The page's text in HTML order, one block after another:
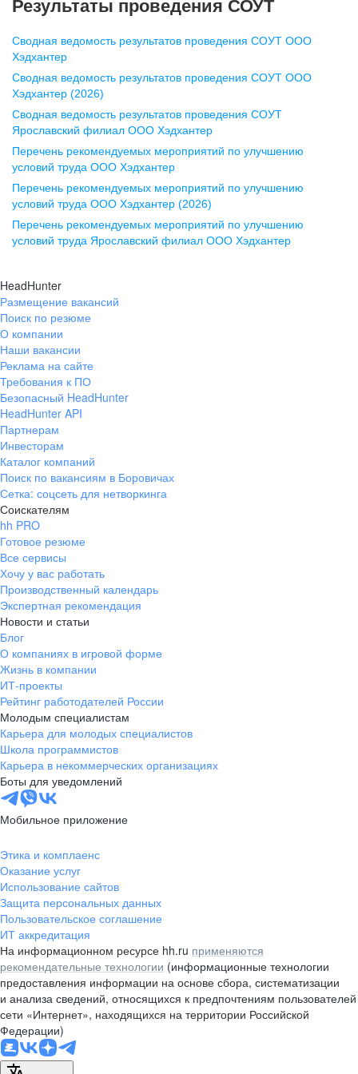
pr@nn.hh.ru
Воронеж
ул. Комиссаржевской, д. 10,
офис 1212
+7 473 280-05-05
pr@vrn.hh.ru
ул. Спартаковская, д. 2А, этаж 3,
помещение 15
+7 843 212-12-50
Екатеринбург
ул. Боевых Дружин, стр. 20,
+7 343 226-79-99
pr@ural.hh.ru
ул. Янковского, д. 169, 7 этаж,
706 каб.
+7 861 205-55-57
pr@krd.hh.ru
Владивосток
пер. Ланинский д. 4, офис 3.4
+7 423 202-33-28
pr@dv.hh.ru
Новосибирск
ул. Большевистская, д. 35,
помещение 21
+7 383 207-94-64
pr@nsk.hh.ru
Минск
пр-т Дзержинского, д. 57,
10 этаж, помещение 45-1
pr@rabota.by
Алматы
пр. Абая, д. 151, БЦ Алатау,
12 этаж, офис 1209
+7 727 232-13-13
pr@headhunter.com.kz
Результаты проведения СОУТ
Сводная ведомость результатов проведения СОУТ ООО
Хэдхантер
Сводная ведомость результатов проведения СОУТ ООО
Хэдхантер (2026)
Сводная ведомость результатов проведения СОУТ
Ярославский филиал ООО Хэдхантер
Перечень рекомендуемых мероприятий по улучшению
условий труда ООО Хэдхантер
Перечень рекомендуемых мероприятий по улучшению
условий труда ООО Хэдхантер (2026)
Перечень рекомендуемых мероприятий по улучшению
условий труда Ярославский филиал ООО Хэдхантер
HeadHunter
Размещение вакансий
Поиск по резюме
О компании
Наши вакансии
Реклама на сайте
Требования к ПО
Безопасный HeadHunter
HeadHunter API
Партнерам
Инвесторам
Каталог компаний
Поиск по вакансиям в Боровичах
Сетка: соцсеть для нетворкинга
Соискателям
hh PRO
Готовое резюме
Все сервисы
Хочу у вас работать
Производственный календарь
Экспертная рекомендация
Новости и статьи
Блог
О компаниях в игровой форме
Жизнь в компании
ИТ-проекты
Рейтинг работодателей России
Молодым специалистам
Карьера для молодых специалистов
Школа программистов
Карьера в некоммерческих организациях
Боты для уведомлений
Мобильное приложение
Этика и комплаенс
Оказание услуг
Использование сайтов
Защита персональных данных
Пользовательское соглашение
ИТ аккредитация
На информационном ресурсе hh.ru применяются
рекомендательные технологии (информационные технологии
предоставления информации на основе сбора, систематизации
и анализа сведений, относящихся к предпочтениям пользователей
сети «Интернет», находящихся на территории Российской
Федерации)